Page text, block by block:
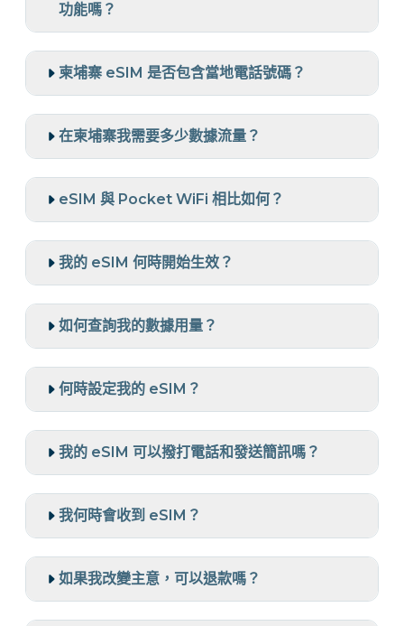
功能嗎？
柬埔寨 eSIM 是否包含當地電話號碼？
在柬埔寨我需要多少數據流量？
eSIM 與 Pocket WiFi 相比如何？
我的 eSIM 何時開始生效？
如何查詢我的數據用量？
何時設定我的 eSIM？
我的 eSIM 可以撥打電話和發送簡訊嗎？
我何時會收到 eSIM？
如果我改變主意，可以退款嗎？